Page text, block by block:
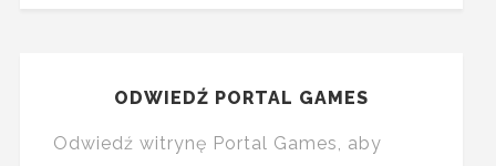
ODWIEDŹ PORTAL GAMES
Odwiedź witrynę Portal Games, aby